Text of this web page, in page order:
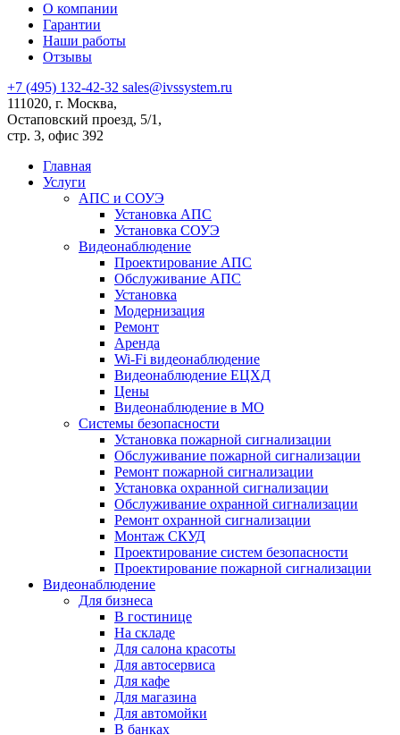
О компании
Гарантии
Наши работы
Отзывы
+7 (495) 132-42-32 sales@ivssystem.ru
111020, г. Москва,
Остаповский проезд, 5/1,
стр. 3, офис 392
Главная
Услуги
АПС и СОУЭ
Установка АПС
Установка СОУЭ
Видеонаблюдение
Проектирование АПС
Обслуживание АПС
Установка
Модернизация
Ремонт
Аренда
Wi-Fi видеонаблюдение
Видеонаблюдение ЕЦХД
Цены
Видеонаблюдение в МО
Системы безопасности
Установка пожарной сигнализации
Обслуживание пожарной сигнализации
Ремонт пожарной сигнализации
Установка охранной сигнализации
Обслуживание охранной сигнализации
Ремонт охранной сигнализации
Монтаж СКУД
Проектирование систем безопасности
Проектирование пожарной сигнализации
Видеонаблюдение
Для бизнеса
В гостинице
На складе
Для салона красоты
Для автосервиса
Для кафе
Для магазина
Для автомойки
В банках